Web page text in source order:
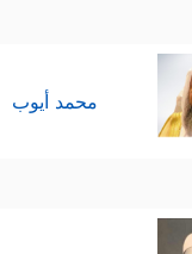
محمد أيوب